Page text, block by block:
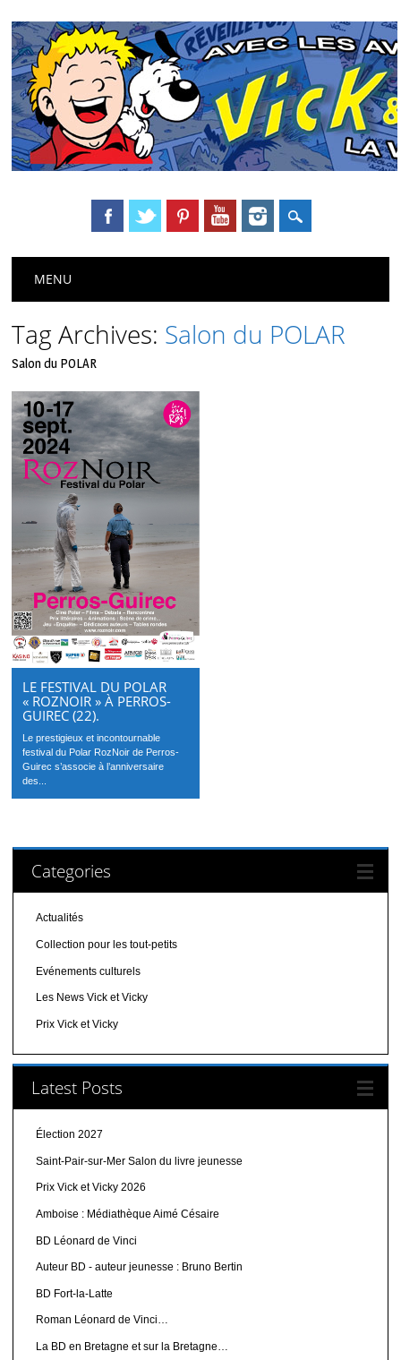
Main menu
MENU
Tag Archives: Salon du POLAR
Salon du POLAR
LE FESTIVAL DU POLAR
« ROZNOIR » À PERROS-
GUIREC (22).
Le prestigieux et incontournable
festival du Polar RozNoir de Perros-
Guirec s’associe à l’anniversaire
des...
Categories
Actualités
Collection pour les tout-petits
Evénements culturels
Les News Vick et Vicky
Prix Vick et Vicky
Latest Posts
Élection 2027
Saint-Pair-sur-Mer Salon du livre jeunesse
Prix Vick et Vicky 2026
Amboise : Médiathèque Aimé Césaire
BD Léonard de Vinci
Auteur BD - auteur jeunesse : Bruno Bertin
BD Fort-la-Latte
Roman Léonard de Vinci…
La BD en Bretagne et sur la Bretagne…